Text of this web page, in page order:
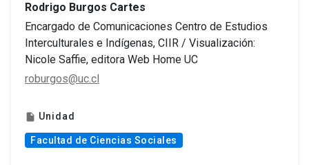
Rodrigo Burgos Cartes
Encargado de Comunicaciones Centro de Estudios
Interculturales e Indígenas, CIIR / Visualización:
Nicole Saffie, editora Web Home UC
roburgos@uc.cl
insert_drive_file Unidad
Facultad de Ciencias Sociales